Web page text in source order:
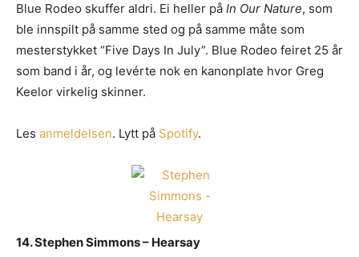
Blue Rodeo skuffer aldri. Ei heller på In Our Nature, som
ble innspilt på samme sted og på samme måte som
mesterstykket “Five Days In July”. Blue Rodeo feiret 25 år
som band i år, og levérte nok en kanonplate hvor Greg
Keelor virkelig skinner.
Les anmeldelsen. Lytt på Spotify.
14. Stephen Simmons – Hearsay